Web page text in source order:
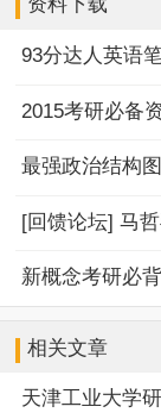
资料下载
93分达人英语
2015考研必备
[回馈论坛] 马
新概念考研必
相关文章